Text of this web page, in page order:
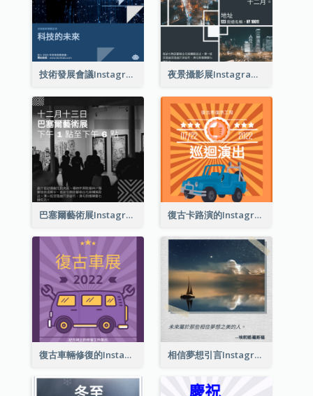
技術發展會議Instagram帖子 夜景攝影展Instagram貼子
巴塞爾藝術展Instagram帖子 復古卡路演的Instagram帖子
復古車輛修復的Instagram帖子 相信夢想引言Instagram帖子